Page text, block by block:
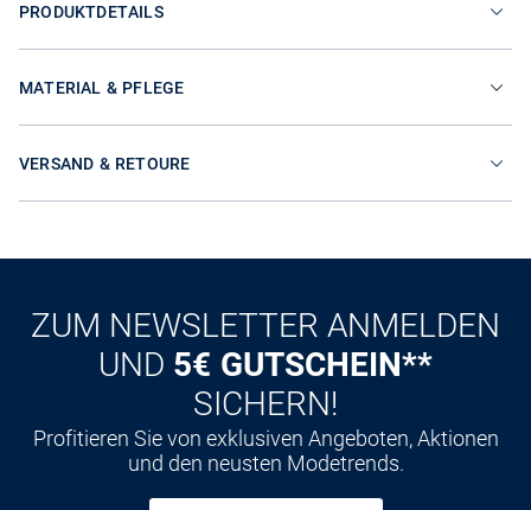
PRODUKTDETAILS
MATERIAL & PFLEGE
VERSAND & RETOURE
ZUM NEWSLETTER ANMELDEN
UND 5€ GUTSCHEIN**
SICHERN!
Profitieren Sie von exklusiven Angeboten, Aktionen
und den neusten Modetrends.